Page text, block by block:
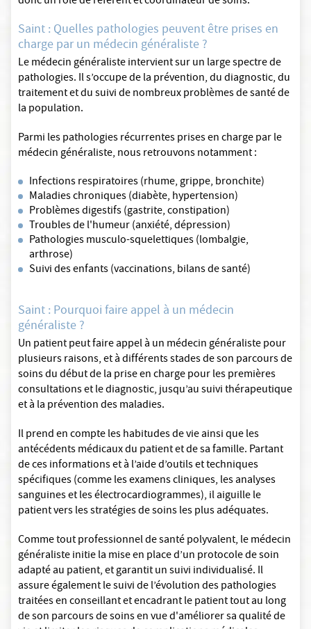
Saint : Quelles pathologies peuvent être prises en
charge par un médecin généraliste ?
Le médecin généraliste intervient sur un large spectre de
pathologies. Il s’occupe de la prévention, du diagnostic, du
traitement et du suivi de nombreux problèmes de santé de
la population.
Parmi les pathologies récurrentes prises en charge par le
médecin généraliste, nous retrouvons notamment :
Infections respiratoires (rhume, grippe, bronchite)
Maladies chroniques (diabète, hypertension)
Problèmes digestifs (gastrite, constipation)
Troubles de l'humeur (anxiété, dépression)
Pathologies musculo-squelettiques (lombalgie,
arthrose)
Suivi des enfants (vaccinations, bilans de santé)
Saint : Pourquoi faire appel à un médecin
généraliste ?
Un patient peut faire appel à un médecin généraliste pour
plusieurs raisons, et à différents stades de son parcours de
soins du début de la prise en charge pour les premières
consultations et le diagnostic, jusqu’au suivi thérapeutique
et à la prévention des maladies.
Il prend en compte les habitudes de vie ainsi que les
antécédents médicaux du patient et de sa famille. Partant
de ces informations et à l’aide d’outils et techniques
spécifiques (comme les examens cliniques, les analyses
sanguines et les électrocardiogrammes), il aiguille le
patient vers les stratégies de soins les plus adéquates.
Comme tout professionnel de santé polyvalent, le médecin
généraliste initie la mise en place d’un protocole de soin
adapté au patient, et garantit un suivi individualisé. Il
assure également le suivi de l’évolution des pathologies
traitées en conseillant et encadrant le patient tout au long
de son parcours de soins en vue d'améliorer sa qualité de